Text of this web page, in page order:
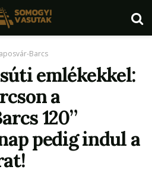
Barcs
emlékekkel:
a
120”
pedig indul a